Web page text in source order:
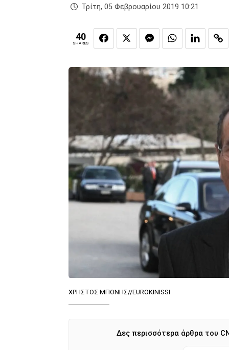
Τρίτη, 05 Φεβρουαρίου 2019 10:21
40
SHARES
ΧΡΗΣΤΟΣ ΜΠΟΝΗΣ//EUROKINISSI
Δες περισσότερα άρθρα του